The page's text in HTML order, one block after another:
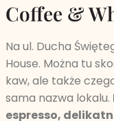
Coffee &
Na ul. Ducha
House. Można tu
kaw, ale także
sama nazwa lokalu.
espresso,